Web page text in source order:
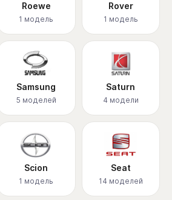
Roewe
1 модель
Rover
1 модель
Samsung
5 моделей
Saturn
4 модели
Scion
1 модель
Seat
14 моделей